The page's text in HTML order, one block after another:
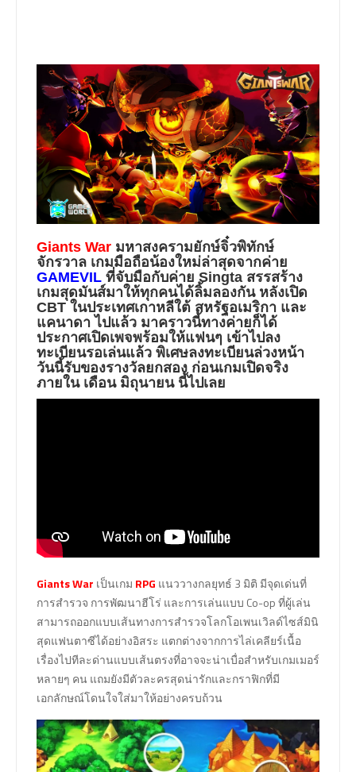
Giants War มหาสงครามยักษ์จิ๋วพิทักษ์
จักรวาล เกมมือถือน้องใหม่ล่าสุดจากค่าย
GAMEVIL ที่จับมือกับค่าย Singta สรรสร้าง
เกมสุดมันส์มาให้ทุกคนได้ลิ้มลองกัน หลังเปิด
CBT ในประเทศเกาหลีใต้ สหรัฐอเมริกา และ
แคนาดา ไปแล้ว มาคราวนี้ทางค่ายก็ได้
ประกาศเปิดเพจพร้อมให้แฟนๆ เข้าไปลง
ทะเบียนรอเล่นแล้ว พิเศษลงทะเบียนล่วงหน้า
วันนี้รับของรางวัลยกสอง ก่อนเกมเปิดจริง
ภายใน เดือน มิถุนายน นี้ไปเลย
Giants War เป็นเกม RPG แนววางกลยุทธ์ 3 มิติ มีจุดเด่นที่
การสำรวจ การพัฒนาฮีโร่ และการเล่นแบบ Co-op ที่ผู้เล่น
สามารถออกแบบเส้นทางการสำรวจโลกโอเพนเวิลด์ไซส์มินิ
สุดแฟนตาซีได้อย่างอิสระ แตกต่างจากการไล่เคลียร์เนื้อ
เรื่องไปทีละด่านแบบเส้นตรงที่อาจจะน่าเบื่อสำหรับเกมเมอร์
หลายๆ คน แถมยังมีตัวละครสุดน่ารักและกราฟิกที่มี
เอกลักษณ์โดนใจใส่มาให้อย่างครบถ้วน